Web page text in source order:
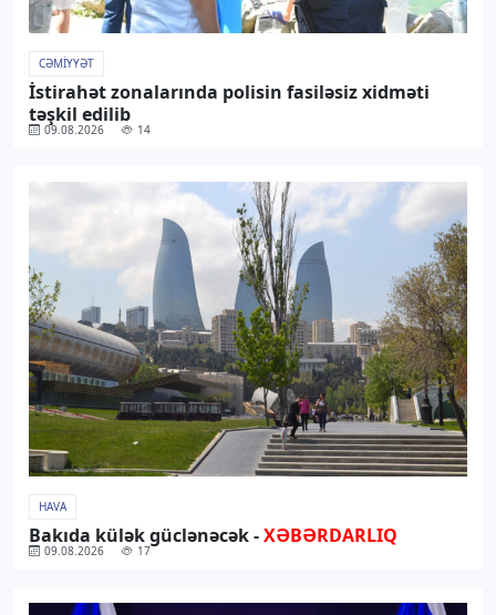
CƏMIYYƏT
İstirahət zonalarında polisin fasiləsiz xidməti
təşkil edilib
09.08.2026 14
HAVA
Bakıda külək güclənəcək -XƏBƏRDARLIQ
09.08.2026 17